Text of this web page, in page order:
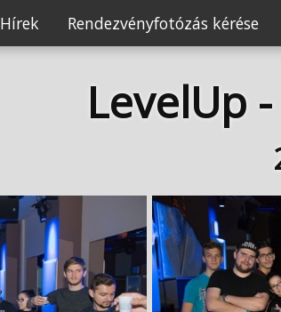
Hírek Rendezvényfotózás kérése
LevelUp